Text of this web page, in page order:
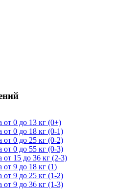
от 0 до 13 кг (0+)
от 0 до 18 кг (0-1)
от 0 до 25 кг (0-2)
от 0 до 55 кг (0-3)
от 15 до 36 кг (2-3)
от 9 до 18 кг (1)
от 9 до 25 кг (1-2)
от 9 до 36 кг (1-3)